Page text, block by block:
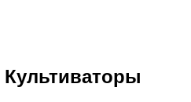
Культиваторы